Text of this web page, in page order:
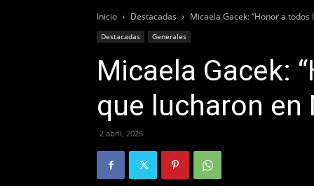
Inicio Destacadas Micaela Gacek: “Honor a
Destacadas Generales
Micaela Gacek:
que lucharon en
2 abril, 2025